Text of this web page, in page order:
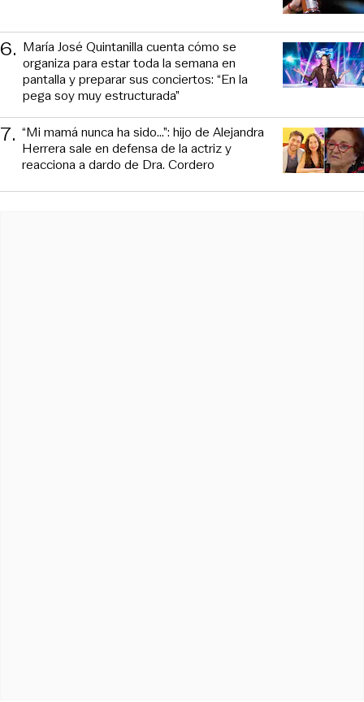
6. María José Quintanilla cuenta cómo se
organiza para estar toda la semana en
pantalla y preparar sus conciertos: “En la
pega soy muy estructurada”
7. “Mi mamá nunca ha sido...”: hijo de Alejandra
Herrera sale en defensa de la actriz y
reacciona a dardo de Dra. Cordero